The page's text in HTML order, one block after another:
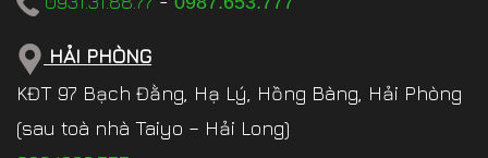
HẢI PHÒNG
KĐT 97 Bạch Đằng, Hạ Lý, Hồng Bàng, Hải Phòng
(sau toà nhà Taiyo – Hải Long)